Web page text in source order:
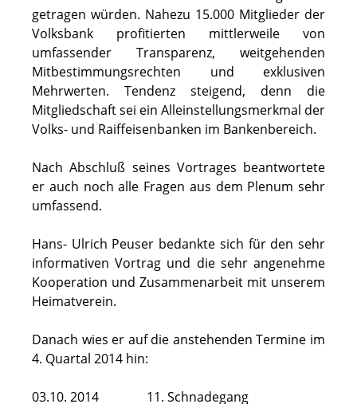
getragen würden. Nahezu 15.000 Mitglieder der
Volksbank profitierten mittlerweile von
umfassender Transparenz, weitgehenden
Mitbestimmungsrechten und exklusiven
Mehrwerten. Tendenz steigend, denn die
Mitgliedschaft sei ein Alleinstellungsmerkmal der
Volks- und Raiffeisenbanken im Bankenbereich.
Nach Abschluß seines Vortrages beantwortete
er auch noch alle Fragen aus dem Plenum sehr
umfassend.
Hans- Ulrich Peuser bedankte sich für den sehr
informativen Vortrag und die sehr angenehme
Kooperation und Zusammenarbeit mit unserem
Heimatverein.
Danach wies er auf die anstehenden Termine im
4. Quartal 2014 hin:
03.10. 2014 11. Schnadegang